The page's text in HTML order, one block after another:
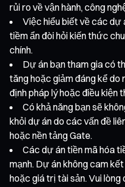
rủi ro về vận hành, công
Việc hiểu biết về các dự
tiềm ẩn đòi hỏi kiến thức
chính.
Dự án bạn tham gia có
tăng hoặc giảm đáng kể do
định pháp lý hoặc điều kiện
Có khả năng bạn sẽ
khỏi dự án do các vấn đề
hoặc nền tảng Gate.
Các dự án tiền mã hóa
mạnh. Dự án không cam
hoặc giá trị tài sản. Vui lòng